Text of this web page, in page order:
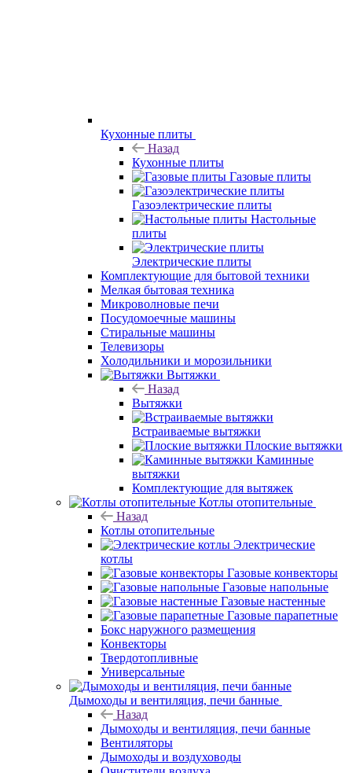
Кухонные плиты
Назад
Кухонные плиты
Газовые плиты
Газоэлектрические плиты
Настольные
плиты
Электрические плиты
Комплектующие для бытовой техники
Мелкая бытовая техника
Микроволновые печи
Посудомоечные машины
Стиральные машины
Телевизоры
Холодильники и морозильники
Вытяжки
Назад
Вытяжки
Встраиваемые вытяжки
Плоские вытяжки
Каминные
вытяжки
Комплектующие для вытяжек
Котлы отопительные
Назад
Котлы отопительные
Электрические
котлы
Газовые конвекторы
Газовые напольные
Газовые настенные
Газовые парапетные
Бокс наружного размещения
Конвекторы
Твердотопливные
Универсальные
Дымоходы и вентиляция, печи банные
Назад
Дымоходы и вентиляция, печи банные
Вентиляторы
Дымоходы и воздуховоды